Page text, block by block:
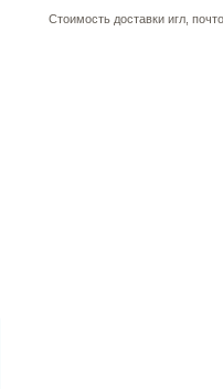
Стоимость доставки игл,